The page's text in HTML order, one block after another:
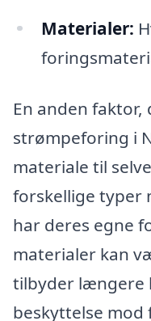
Materialer:
En anden
strømpeforing i
materiale til
forskellige typer
har deres egne
materialer kan
tilbyder længere
beskyttelse mod